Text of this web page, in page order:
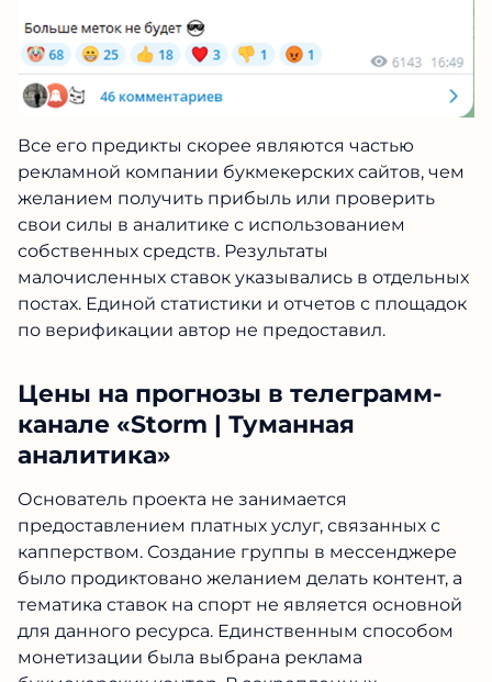
Все его предикты скорее являются частью
рекламной компании букмекерских сайтов, чем
желанием получить прибыль или проверить
свои силы в аналитике с использованием
собственных средств. Результаты
малочисленных ставок указывались в отдельных
постах. Единой статистики и отчетов с площадок
по верификации автор не предоставил.
Цены на прогнозы в телеграмм-
канале «Storm | Туманная
аналитика»
Основатель проекта не занимается
предоставлением платных услуг, связанных с
капперством. Создание группы в мессенджере
было продиктовано желанием делать контент, а
тематика ставок на спорт не является основной
для данного ресурса. Единственным способом
монетизации была выбрана реклама